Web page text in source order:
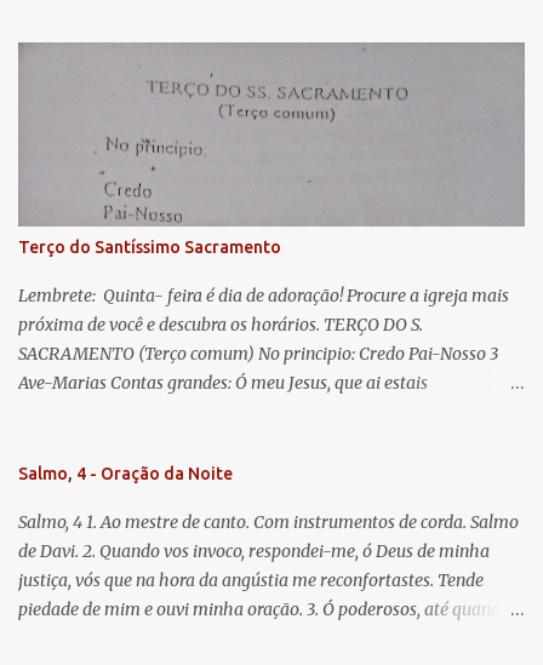
lágrimas. Eia, pois, Advogada nossa, estes vossos olhos
misericordiosos a nós volvei, e depois deste desterro, mostrai-nos
Jesus. Bendito é o fruto do vosso ventre, ó clemente, ó piedosa, ó
doce e sempre Virgem Maria. Rogai por nós Santa Mãe de Deus.
Para que sejamos dignos das promessas de Cristo. Amém.
Terço do Santíssimo Sacramento
Lembrete: Quinta- feira é dia de adoração! Procure a igreja mais
próxima de você e descubra os horários. TERÇO DO S.
SACRAMENTO (Terço comum) No principio: Credo Pai-Nosso 3
Ave-Marias Contas grandes: Ó meu Jesus, que ai estais
Vós morra eu! Nas contas pequenas: Sacramento de Amor!
que nos salva, dá-nos Vossa força, Vosso perdão e a Vossa
misericórdia. (no fim) Rezar 3 vezes: Louvores e graças se deem a
cada momento ao Santíssimo e Diviníssimo Sacramento.
Salmo, 4 - Oração da Noite
Salmo, 4 1. Ao mestre de canto. Com instrumentos de corda. Salmo
de Davi. 2. Quando vos invoco, respondei-me, ó Deus de minha
justiça, vós que na hora da angústia me reconfortastes. Tende
piedade de mim e ouvi minha oração. 3. Ó poderosos, até quando